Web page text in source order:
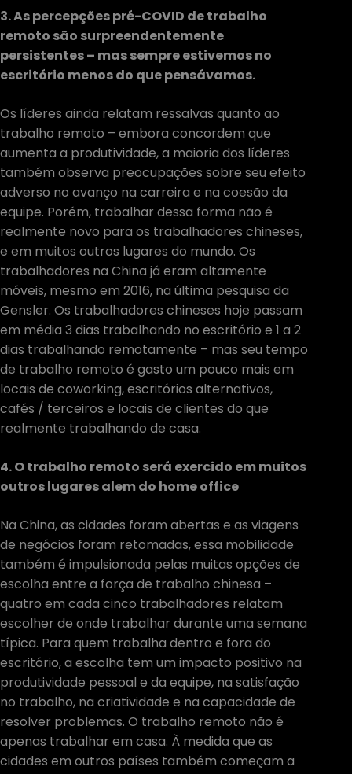
3. As percepções pré-COVID de trabalho
remoto são surpreendentemente
persistentes – mas sempre estivemos no
escritório menos do que pensávamos.
Os líderes ainda relatam ressalvas quanto ao
trabalho remoto – embora concordem que
aumenta a produtividade, a maioria dos líderes
também observa preocupações sobre seu efeito
adverso no avanço na carreira e na coesão da
equipe. Porém, trabalhar dessa forma não é
realmente novo para os trabalhadores chineses,
e em muitos outros lugares do mundo. Os
trabalhadores na China já eram altamente
móveis, mesmo em 2016, na última pesquisa da
Gensler. Os trabalhadores chineses hoje passam
em média 3 dias trabalhando no escritório e 1 a 2
dias trabalhando remotamente – mas seu tempo
de trabalho remoto é gasto um pouco mais em
locais de coworking, escritórios alternativos,
cafés / terceiros e locais de clientes do que
realmente trabalhando de casa.
4. O trabalho remoto será exercido em muitos
outros lugares alem do home office
Na China, as cidades foram abertas e as viagens
de negócios foram retomadas, essa mobilidade
também é impulsionada pelas muitas opções de
escolha entre a força de trabalho chinesa –
quatro em cada cinco trabalhadores relatam
escolher de onde trabalhar durante uma semana
típica. Para quem trabalha dentro e fora do
escritório, a escolha tem um impacto positivo na
produtividade pessoal e da equipe, na satisfação
no trabalho, na criatividade e na capacidade de
resolver problemas. O trabalho remoto não é
apenas trabalhar em casa. À medida que as
cidades em outros países também começam a